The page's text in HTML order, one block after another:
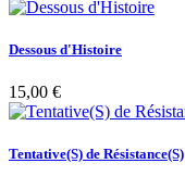
Dessous d'Histoire
15,00 €
Tentative(S) de Résistance(S)